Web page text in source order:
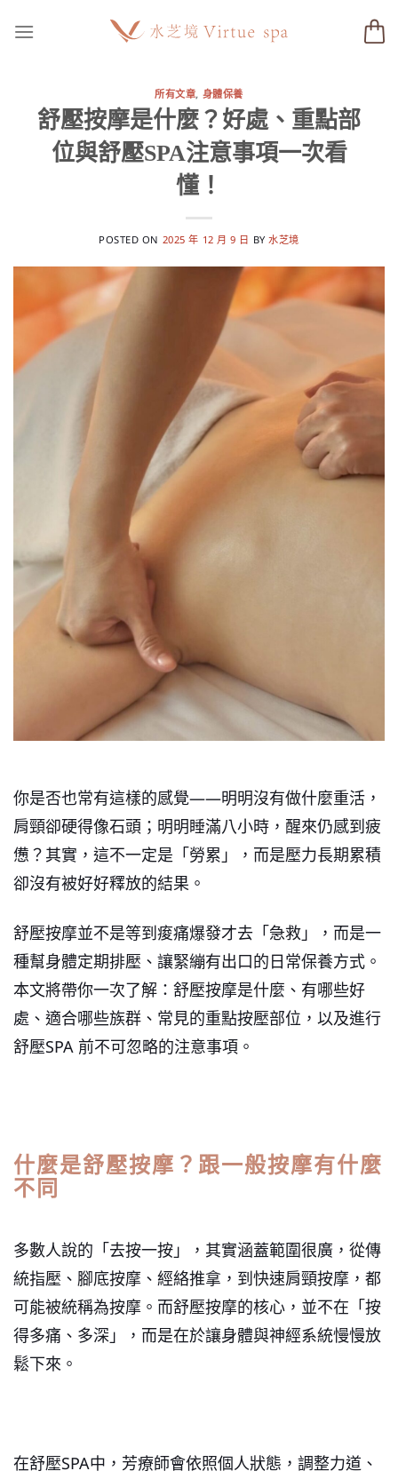
所有文章, 身體保養
舒壓按摩是什麼？好處、重點部
位與舒壓SPA注意事項一次看
懂！
POSTED ON 2025 年 12 月 9 日 BY水芝境
你是否也常有這樣的感覺——明明沒有做什麼重活，
肩頸卻硬得像石頭；明明睡滿八小時，醒來仍感到疲
憊？其實，這不一定是「勞累」，而是壓力長期累積
卻沒有被好好釋放的結果。
舒壓按摩並不是等到痠痛爆發才去「急救」，而是一
種幫身體定期排壓、讓緊繃有出口的日常保養方式。
本文將帶你一次了解：舒壓按摩是什麼、有哪些好
處、適合哪些族群、常見的重點按壓部位，以及進行
舒壓SPA 前不可忽略的注意事項。
什麼是舒壓按摩？跟一般按摩有什麼
不同
多數人說的「去按一按」，其實涵蓋範圍很廣，從傳
統指壓、腳底按摩、經絡推拿，到快速肩頸按摩，都
可能被統稱為按摩。而舒壓按摩的核心，並不在「按
得多痛、多深」，而是在於讓身體與神經系統慢慢放
鬆下來。
在舒壓SPA中，芳療師會依照個人狀態，調整力道、